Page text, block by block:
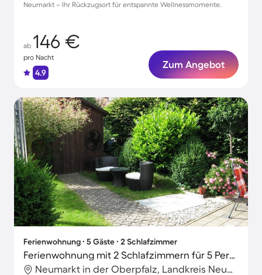
Neumarkt – Ihr Rückzugsort für entspannte Wellnessmomente.
ab 146 €
pro Nacht
4.9
Zum Angebot
Ferienwohnung ∙ 5 Gäste ∙ 2 Schlafzimmer
Ferienwohnung mit 2 Schlafzimmern für 5 Personen
Neumarkt in der Oberpfalz, Landkreis Neumarkt in der Oberpfalz, Deutschland